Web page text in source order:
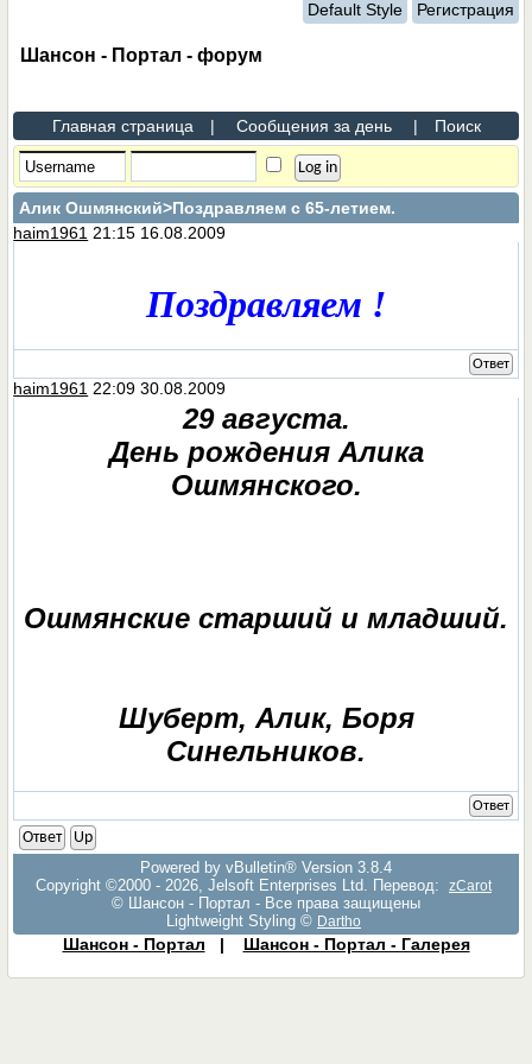
Default Style Регистрация
Шансон - Портал - форум
Главная страница | Сообщения за день | Поиск
Алик Ошмянский>Поздравляем с 65-летием.
haim1961 21:15 16.08.2009
Поздравляем !
Ответ
haim1961 22:09 30.08.2009
29 августа.
День рождения Алика
Ошмянского.
Ошмянские старший и младший.
Шуберт, Алик, Боря
Синельников.
Ответ
Ответ
Up
Powered by vBulletin® Version 3.8.4
Copyright ©2000 - 2026, Jelsoft Enterprises Ltd. Перевод:
zCarot
© Шансон - Портал - Все права защищены
Lightweight Styling © Dartho
Шансон - Портал | Шансон - Портал - Галерея